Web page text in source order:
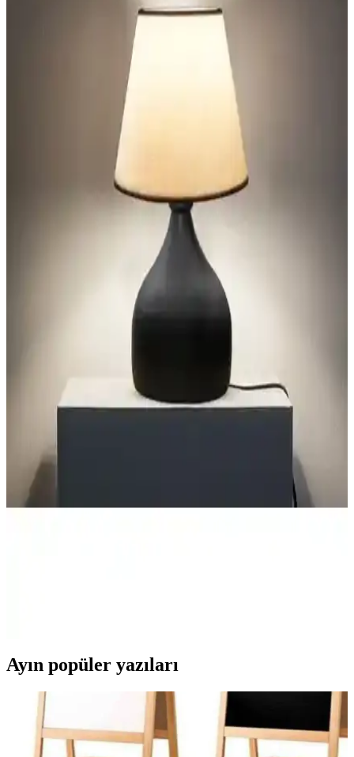
Vivido'nun Beyaz Krom Safir ve Kumbeji modelleri modern
tasarımıyla ev dekorasyonuna şıklık katıyor. Her iki abajur da farklı
özellikleriyle yaşam alanlarınızı aydınlatıyor ve tarzınızı yansıtıyor.
Yatak Odasında Abajur Seçimi ve Yerleşiminde
Denge ve Estetik Unsurların Önemi
Yatak odasında abajur seçimi ve yerleşimi, boyut, renk uyumu ve
ışık sıcaklığı gibi detaylarla odanın estetiği ve fonksiyonelliği
açısından önem taşır. Alternatif aydınlatma çözümleri de
Qdec Modern Dizayn Abajurlar Karşılaştırması:
Estetik ve Fonksiyonellik Analizi
İki farklı modern tasarımlı Qdec abajur modelinin malzeme, boyut
ve tasarım özellikleri detaylı şekilde karşılaştırılıyor, kullanım
alanları ve kullanıcı yorumlarıyla ürünlerin avantajları ve farkları
Yatak Odası Abajurları Karşılaştırması: Homing
İki yatak odası abajuru karşılaştırması, malzeme, boyut ve kullanıcı
geri bildirimleriyle detaylandırıldı. Homing ve Vivido modellerinin
özellikleri ve kullanım avantajları ortaya kondu.
Abajurlarının Detaylı Karşılaştırması
İki farklı abajur modeli olan Deep Concept Creamaura ve Madame
Coco Claire'ın tasarım, malzeme, kullanım ve kullanıcı yorumlarıyla
detaylı karşılaştırmasını öğrenin.
Ayın popüler yazıları